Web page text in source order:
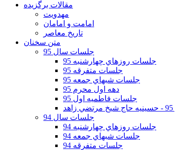
مقالات برگزیده
مهدویت
امامت و امامان
تاریخ معاصر
متن سخنان
جلسات سال 95
جلسات روزهاي چهارشنبه 95
جلسات متفرقه 95
جلسات شبهاي جمعه 95
دهه اول محرم 95
جلسات فاطمیه اول 95
جلسات سال 94
جلسات روزهاي چهارشنبه 94
جلسات شبهاي جمعه 94
جلسات متفرقه 94